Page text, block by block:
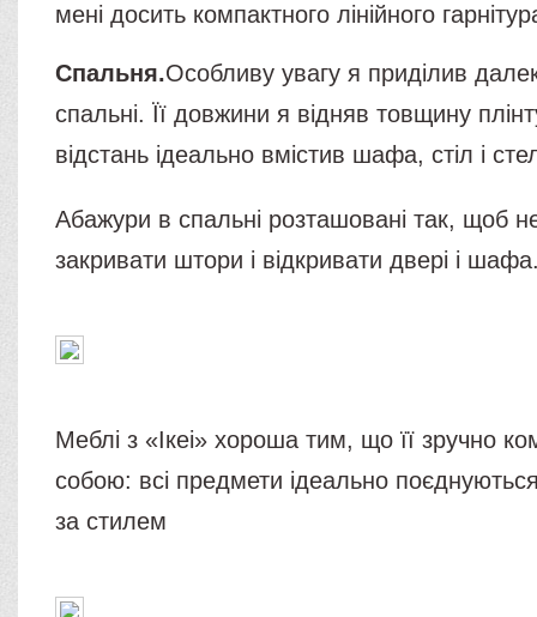
мені досить компактного лінійного
Спальня.Особливу увагу я приділив
спальні. Її довжини я відняв товщину
відстань ідеально вмістив шафа, стіл і
Абажури в спальні розташовані так, щоб
закривати штори і відкривати двері і
Меблі з «Ікеі» хороша тим, що її зручно
собою: всі предмети ідеально
за стилем